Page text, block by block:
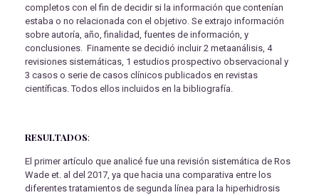
completos con el fin de decidir si la información que contenían
estaba o no relacionada con el objetivo. Se extrajo información
sobre autoría, año, finalidad, fuentes de información, y
conclusiones. Finamente se decidió incluir 2 metaanálisis, 4
revisiones sistemáticas, 1 estudios prospectivo observacional y
3 casos o serie de casos clínicos publicados en revistas
científicas. Todos ellos incluidos en la bibliografía.
RESULTADOS:
El primer artículo que analicé fue una revisión sistemática de Ros
Wade et. al del 2017, ya que hacia una comparativa entre los
diferentes tratamientos de segunda línea para la hiperhidrosis